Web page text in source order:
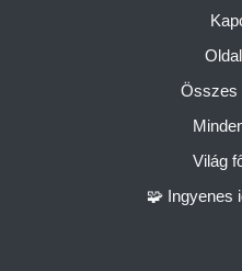
Összes
Világ
🧩 Ingyenes